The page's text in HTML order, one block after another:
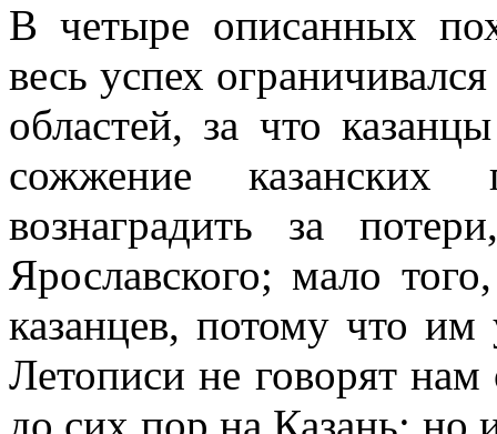
В четыре описанных
весь успех
областей, за что
сожжение
вознаградить за
Ярославского; мало
казанцев, потому что им
Летописи не говорят